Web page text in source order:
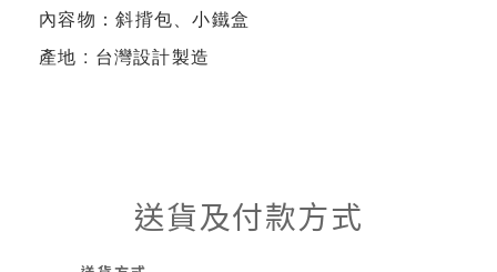
內容物：斜揹包、小鐵盒
產地 : 台灣設計製造
送貨及付款方式